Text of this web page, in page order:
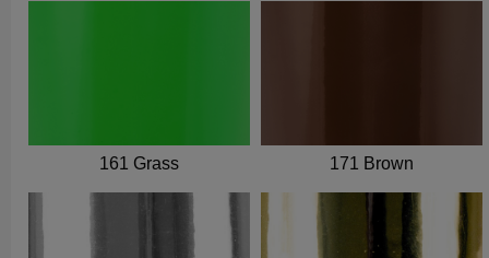
161 Grass 171 Brown